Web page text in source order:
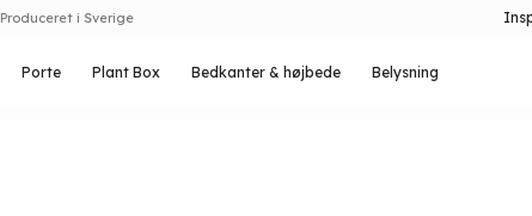
Produceret i Sverige
Porte Plant Box Bedkanter & højbede Belysning